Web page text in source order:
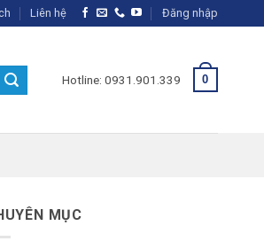
Liên hệ Đăng nhập
Hotline: 0931.901.339 0
MỤC